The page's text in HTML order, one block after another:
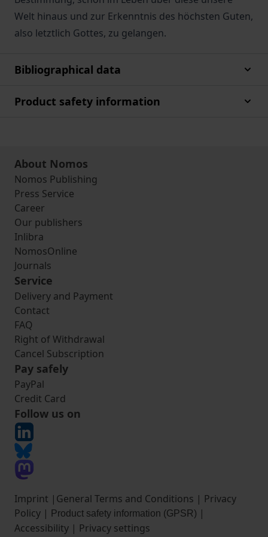
Welt hinaus und zur Erkenntnis des höchsten Guten,
also letztlich Gottes, zu gelangen.
Bibliographical data
Product safety information
About Nomos
Nomos Publishing
Press Service
Career
Our publishers
Inlibra
NomosOnline
Journals
Service
Delivery and Payment
Contact
FAQ
Right of Withdrawal
Cancel Subscription
Pay safely
PayPal
Credit Card
Follow us on
Imprint | General Terms and Conditions | Privacy
Policy | Product safety information (GPSR) |
Accessibility | Privacy settings